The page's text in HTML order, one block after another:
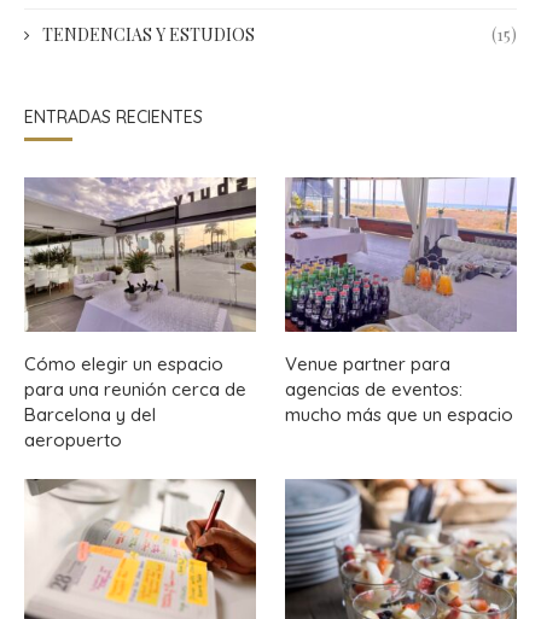
TENDENCIAS Y ESTUDIOS (15)
ENTRADAS RECIENTES
Cómo elegir un espacio
para una reunión cerca de
Barcelona y del
aeropuerto
Venue partner para
agencias de eventos:
mucho más que un espacio